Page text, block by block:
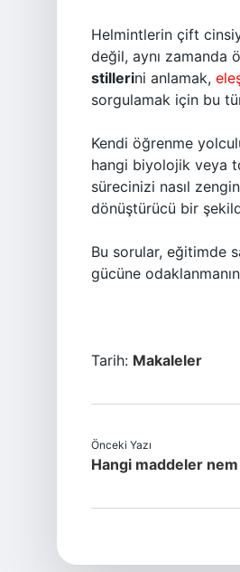
Helmintlerin çift
değil, aynı zamanda
stillerini anlamak,
sorgulamak için bu
Kendi öğrenme
hangi biyolojik veya
sürecinizi nasıl
dönüştürücü bir
Bu sorular, eğitimde
gücüne
Tarih: Makaleler
Önceki Yazı
Hangi maddeler